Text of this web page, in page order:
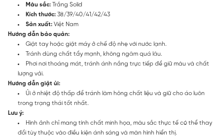
Màu sắc: Trắng Solid
Kích thước: 38/39/40/41/42/43
Sản xuất: Việt Nam
Hướng dẫn bảo quản:
Giặt tay hoặc giặt máy ở chế độ nhẹ với nước lạnh.
Tránh dùng chất tẩy mạnh, không ngâm quá lâu.
Phơi nơi thoáng mát, tránh ánh nắng trực tiếp để giữ màu và chất
lượng vải.
Hướng dẫn giặt ủi:
Ủi ở nhiệt độ thấp để tránh làm hỏng chất liệu và giữ cho áo luôn
trong trạng thái tốt nhất.
Lưu ý:
Hình ảnh chỉ mang tính chất minh họa, màu sắc thực tế có thể thay
đổi tùy thuộc vào điều kiện ánh sáng và màn hình hiển thị.